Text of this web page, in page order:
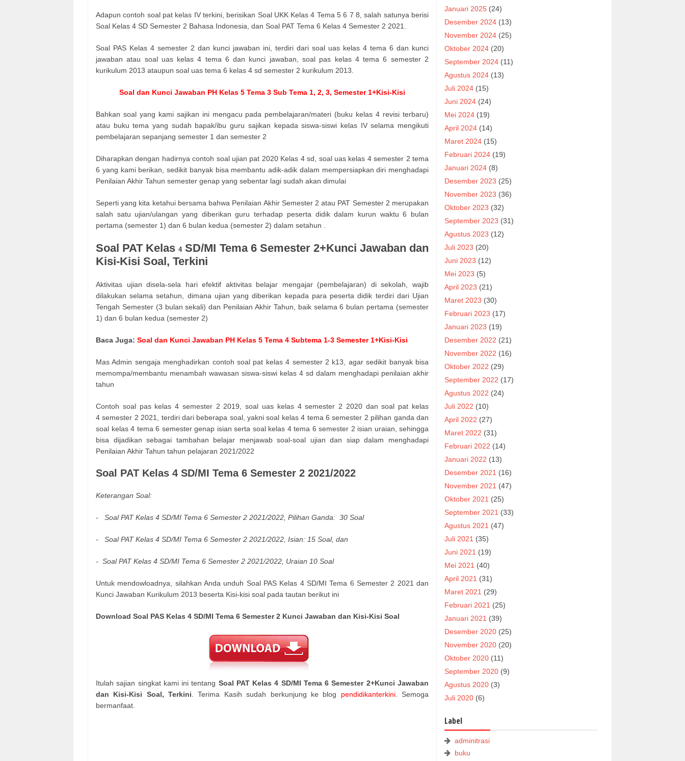
Adapun contoh soal pat kelas IV terkini, berisikan Soal UKK Kelas 4 Tema 5 6 7 8, salah satunya berisi
Soal Kelas 4 SD Semester 2 Bahasa Indonesia, dan Soal PAT Tema 6 Kelas 4 Semester 2 2021.
Soal PAS Kelas 4 semester 2 dan kunci jawaban ini, terdiri dari soal uas kelas 4 tema 6 dan kunci
jawaban atau soal uas kelas 4 tema 6 dan kunci jawaban, soal pas kelas 4 tema 6 semester 2
kurikulum 2013 ataupun soal uas tema 6 kelas 4 sd semester 2 kurikulum 2013.
Soal dan Kunci Jawaban PH Kelas 5 Tema 3 Sub Tema 1, 2, 3, Semester 1+Kisi-Kisi
Bahkan soal yang kami sajikan ini mengacu pada pembelajaran/materi (buku kelas 4 revisi terbaru)
atau buku tema yang sudah bapak/ibu guru sajikan kepada siswa-siswi kelas IV selama mengikuti
pembelajaran sepanjang semester 1 dan semester 2
Diharapkan dengan hadirnya contoh soal ujian pat 2020 Kelas 4 sd, soal uas kelas 4 semester 2 tema
6 yang kami berikan, sedikit banyak bisa membantu adik-adik dalam mempersiapkan diri menghadapi
Penilaian Akhir Tahun semester genap yang sebentar lagi sudah akan dimulai
Seperti yang kita ketahui bersama bahwa Penilaian Akhir Semester 2 atau PAT Semester 2 merupakan
salah satu ujian/ulangan yang diberikan guru terhadap peserta didik dalam kurun waktu 6 bulan
pertama (semester 1) dan 6 bulan kedua (semester 2) dalam setahun .
Soal PAT Kelas4SD/MI Tema 6 Semester 2+Kunci Jawaban dan
Kisi-Kisi Soal, Terkini
Aktivitas ujian disela-sela hari efektif aktivitas belajar mengajar (pembelajaran) di sekolah, wajib
dilakukan selama setahun, dimana ujian yang diberikan kepada para peserta didik terdiri dari Ujian
Tengah Semester (3 bulan sekali) dan Penilaian Akhir Tahun, baik selama 6 bulan pertama (semester
1) dan 6 bulan kedua (semester 2)
Baca Juga: Soal dan Kunci Jawaban PH Kelas 5 Tema 4 Subtema 1-3 Semester 1+Kisi-Kisi
Mas Admin sengaja menghadirkan contoh soal pat kelas 4 semester 2 k13, agar sedikit banyak bisa
memompa/membantu menambah wawasan siswa-siswi kelas 4 sd dalam menghadapi penilaian akhir
tahun
Contoh soal pas kelas 4 semester 2 2019, soal uas kelas 4 semester 2 2020 dan soal pat kelas
4 semester 2 2021, terdiri dari beberapa soal, yakni soal kelas 4 tema 6 semester 2 pilihan ganda dan
soal kelas 4 tema 6 semester genap isian serta soal kelas 4 tema 6 semester 2 isian uraian, sehingga
bisa dijadikan sebagai tambahan belajar menjawab soal-soal ujian dan siap dalam menghadapi
Penilaian Akhir Tahun tahun pelajaran 2021/2022
Soal PAT Kelas 4 SD/MI Tema 6 Semester 2 2021/2022
Keterangan Soal:
- Soal PAT Kelas 4 SD/MI Tema 6 Semester 2 2021/2022, Pilihan Ganda: 30 Soal
- Soal PAT Kelas 4 SD/MI Tema 6 Semester 2 2021/2022 , Isian: 15 Soal, dan
- Soal PAT Kelas 4 SD/MI Tema 6 Semester 2 2021/2022 , Uraian 10 Soal
Untuk mendowloadnya, silahkan Anda unduh Soal PAS Kelas 4 SD/MI Tema 6 Semester 2 2021 dan
Kunci Jawaban Kurikulum 2013 beserta Kisi-kisi soal pada tautan berikut ini
Download Soal PAS Kelas 4 SD/MI Tema 6 Semester 2 Kunci Jawaban dan Kisi-Kisi Soal
Itulah sajian singkat kami ini tentang Soal PAT Kelas 4 SD/MI Tema 6 Semester 2+Kunci Jawaban
dan Kisi-Kisi Soal, Terkini . Terima Kasih sudah berkunjung ke blog pendidikanterkini. Semoga
bermanfaat.
Januari 2025 (24)
Desember 2024 (13)
November 2024 (25)
Oktober 2024 (20)
September 2024 (11)
Agustus 2024 (13)
Juli 2024 (15)
Juni 2024 (24)
Mei 2024 (19)
April 2024 (14)
Maret 2024 (15)
Februari 2024 (19)
Januari 2024 (8)
Desember 2023 (25)
November 2023 (36)
Oktober 2023 (32)
September 2023 (31)
Agustus 2023 (12)
Juli 2023 (20)
Juni 2023 (12)
Mei 2023 (5)
April 2023 (21)
Maret 2023 (30)
Februari 2023 (17)
Januari 2023 (19)
Desember 2022 (21)
November 2022 (16)
Oktober 2022 (29)
September 2022 (17)
Agustus 2022 (24)
Juli 2022 (10)
April 2022 (27)
Maret 2022 (31)
Februari 2022 (14)
Januari 2022 (13)
Desember 2021 (16)
November 2021 (47)
Oktober 2021 (25)
September 2021 (33)
Agustus 2021 (47)
Juli 2021 (35)
Juni 2021 (19)
Mei 2021 (40)
April 2021 (31)
Maret 2021 (29)
Februari 2021 (25)
Januari 2021 (39)
Desember 2020 (25)
November 2020 (20)
Oktober 2020 (11)
September 2020 (9)
Agustus 2020 (3)
Juli 2020 (6)
Label
adminitrasi
buku